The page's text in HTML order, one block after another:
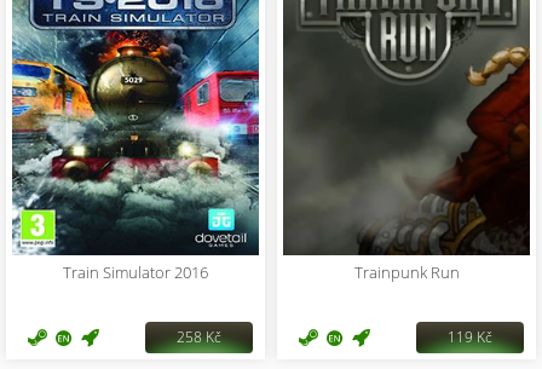
Train Simulator 2016
258 Kč
Trainpunk Run
119 Kč